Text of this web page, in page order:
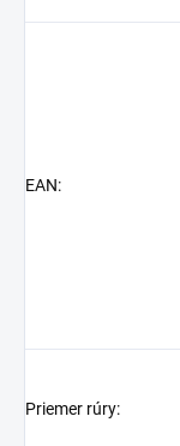
EAN:
Priemer rúry: